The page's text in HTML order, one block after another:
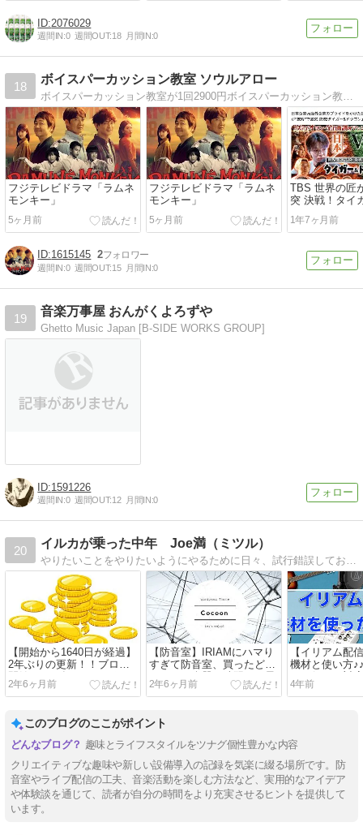
2076029
週間IN:0 週間OUT:18 月間IN:0
18
ボイスパーカッション教室 ソウルアロー
フジテレビドラマ「ラムネ
モンキー」
5ヶ月前
フジテレビドラマ「ラムネ
モンキー」
5ヶ月前
TBS 世界の匠
突 決戦！タイ
ン
1年7ヶ月前
1615145 2
週間IN:0 週間OUT:15 月間IN:0
19
音楽万事屋 おんがくよろずや
Ghetto Music Japan [B-SIDE WORKS GROUP]
1591226
週間IN:0 週間OUT:12 月間IN:0
20
イルカが乗った中年 Joe満（ミツル）
【開始から1640日が経過】
2年ぶりの更新！！ブログ
開始から４年６ヶ月が経ち
ました！2年もブログを休
2年6ヶ月前
【防音室】IRIAMにハマり
すぎて防音室、買ったどー
ーー！！楽器の練習にも最
適♪♪
2年6ヶ月前
【イリアム配
機材と使い方
なら何でも対
もの！！(о´∀`о)
4年前
このブログのここがポイント
趣味とライフスタイルをツナグ個性豊かな内容
クリエイティブな趣味や新しい設備導入の記録を気楽に綴る場所です。防
音室やライブ配信の工夫、音楽活動を楽しむ方法など、実用的なアイデア
や体験談を通じて、読者が自分の時間をより充実させるヒントを提供して
います。